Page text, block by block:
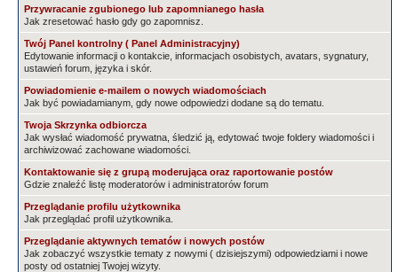
Przywracanie zgubionego lub zapomnianego hasła
Jak zresetować hasło gdy go zapomnisz.
Twój Panel kontrolny ( Panel Administracyjny)
Edytowanie informacji o kontakcie, informacjach osobistych, avatars, sygnatury,
ustawień forum, języka i skór.
Powiadomienie e-mailem o nowych wiadomościach
Jak być powiadamianym, gdy nowe odpowiedzi dodane są do tematu.
Twoja Skrzynka odbiorcza
Jak wysłać wiadomość prywatna, śledzić ją, edytować twoje foldery wiadomości i
archiwizować zachowane wiadomości.
Kontaktowanie się z grupą moderująca oraz raportowanie postów
Gdzie znaleźć listę moderatorów i administratorów forum
Przeglądanie profilu użytkownika
Jak przeglądać profil użytkownika.
Przeglądanie aktywnych tematów i nowych postów
Jak zobaczyć wszystkie tematy z nowymi ( dzisiejszymi) odpowiedziami i nowe
posty od ostatniej Twojej wizyty.